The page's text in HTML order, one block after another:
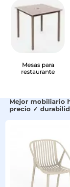
Mesas para
restaurante
Mejor mobiliario
precio ✓